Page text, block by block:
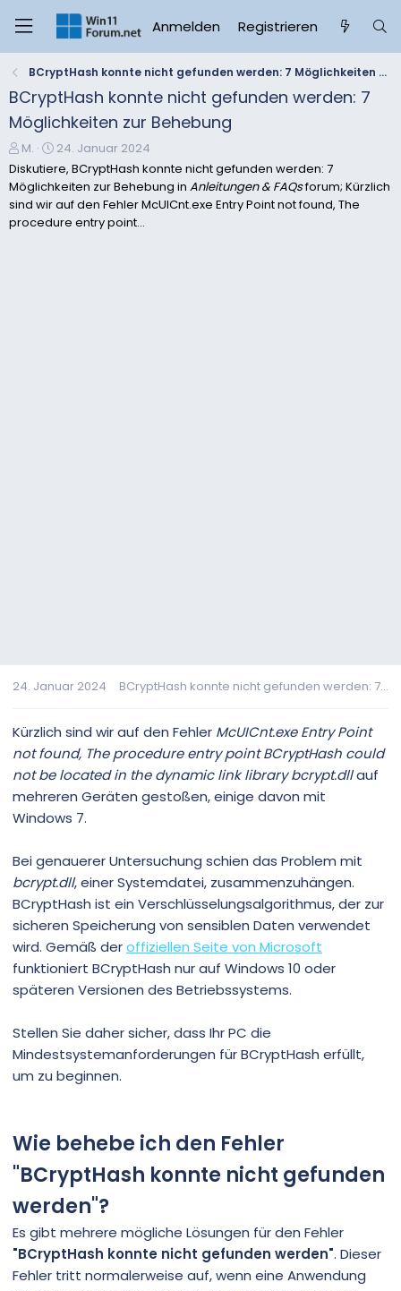
Anmelden Registrieren
BCryptHash konnte nicht gefunden werden: 7 Möglichkeiten zur Behebung
BCryptHash konnte nicht gefunden werden: 7
Möglichkeiten zur Behebung
E
r
s
t
e
M.
E
r
s
t
e
24. Januar 2024
Diskutiere, BCryptHash konnte nicht gefunden werden: 7
Möglichkeiten zur Behebung in Anleitungen & FAQsforum; Kürzlich
sind wir auf den Fehler McUICnt.exe Entry Point not found, The
procedure entry point...
24. Januar 2024 BCryptHash konnte nicht gefunden werden: 7...
Kürzlich sind wir auf den Fehler McUICnt.exe Entry Point
not found, The procedure entry point BCryptHash could
not be located in the dynamic link library bcrypt.dllauf
mehreren Geräten gestoßen, einige davon mit
Windows 7.
Bei genauerer Untersuchung schien das Problem mit
bcrypt.dll, einer Systemdatei, zusammenzuhängen.
BCryptHash ist ein Verschlüsselungsalgorithmus, der zur
sicheren Speicherung von sensiblen Daten verwendet
wird. Gemäß deroffiziellen Seite von Microsoft
funktioniert BCryptHash nur auf Windows 10 oder
späteren Versionen des Betriebssystems.
Stellen Sie daher sicher, dass Ihr PC die
Mindestsystemanforderungen für BCryptHash erfüllt,
um zu beginnen.
Wie behebe ich den Fehler
"BCryptHash konnte nicht gefunden
werden"?
Es gibt mehrere mögliche Lösungen für den Fehler
"BCryptHash konnte nicht gefunden werden". Dieser
Fehler tritt normalerweise auf, wenn eine Anwendung